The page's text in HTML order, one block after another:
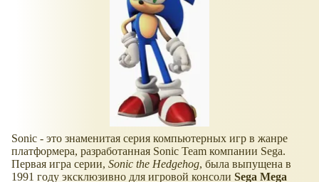
Sonic - это знаменитая серия компьютерных игр в жанре
платформера, разработанная Sonic Team компании Sega.
Первая игра серии, Sonic the Hedgehog, была выпущена в
1991 году эксклюзивно для игровой консоли Sega Mega